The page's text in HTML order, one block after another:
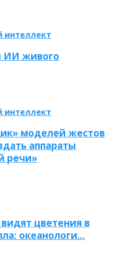
интеллект
ИИ живого
интеллект
моделей жестов
аппараты
речи»
цветения в
океанологи…